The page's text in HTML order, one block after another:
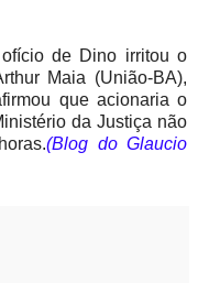
de Dino irritou o
Maia (União-BA),
que acionaria o
da Justiça não
(Blog do Glaucio